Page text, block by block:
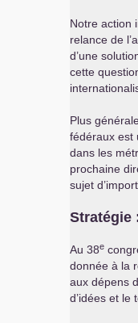
Notre action
relance de
d’une
cette
Plus
fédéraux est
dans les
prochaine
sujet
Stratégie
Au 38e
donnée à la
aux dépens
d’idées et le